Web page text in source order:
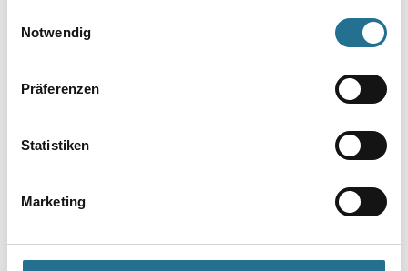
Notwendig
Präferenzen
Statistiken
Marketing
PRODUKTEIGENSCHAFTEN